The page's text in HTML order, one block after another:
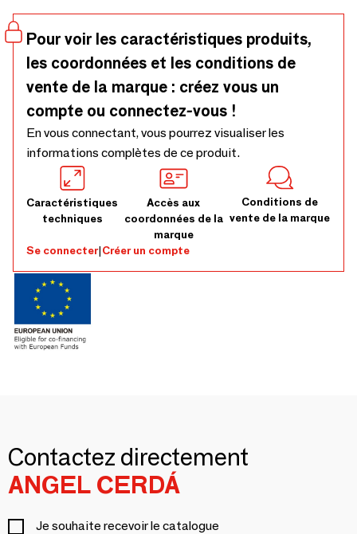
supplémentaire pour les heures de travail ou d’étude.
Pour voir les caractéristiques produits,
les coordonnées et les conditions de
vente de la marque : créez vous un
compte ou connectez-vous !
En vous connectant, vous pourrez visualiser les
informations complètes de ce produit.
Caractéristiques
techniques
Accès aux
coordonnées de la
marque
Conditions de
vente de la marque
Se connecter|Créer un compte
Contactez directement
ANGEL CERDÁ
Je souhaite recevoir le catalogue